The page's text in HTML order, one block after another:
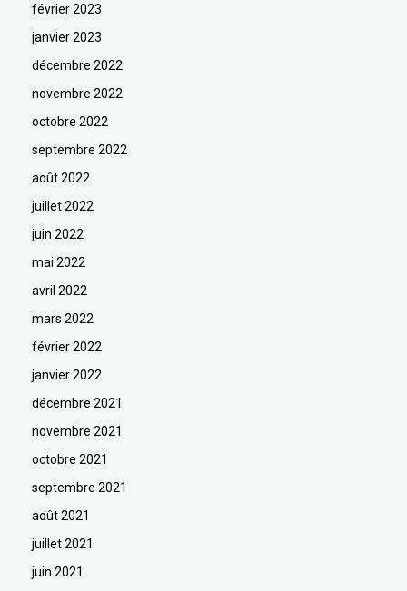
février 2023
janvier 2023
décembre 2022
novembre 2022
octobre 2022
septembre 2022
août 2022
juillet 2022
juin 2022
mai 2022
avril 2022
mars 2022
février 2022
janvier 2022
décembre 2021
novembre 2021
octobre 2021
septembre 2021
août 2021
juillet 2021
juin 2021